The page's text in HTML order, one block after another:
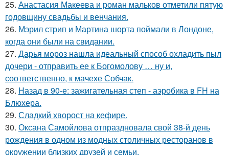
25. Анастасия Макеева и роман мальков отметили пятую
годовщину свадьбы и венчания.
26. Мэрил стрип и Мартина шорта поймали в Лондоне,
когда они были на свидании.
27. Дарья мороз нашла идеальный способ охладить пыл
дочери - отправить ее к Богомолову … ну и,
соответственно, к мачехе Собчак.
28. Назад в 90-е: зажигательная степ - аэробика в FH на
Блюхера.
29. Сладкий хворост на кефире.
30. Оксана Самойлова отпраздновала свой 38-й день
рождения в одном из модных столичных ресторанов в
окружении близких друзей и семьи.